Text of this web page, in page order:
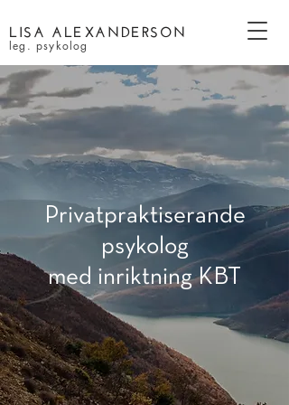
LISA ALEXANDERSON
leg. psykolog
Privatpraktiserande
psykolog
med inriktning KBT